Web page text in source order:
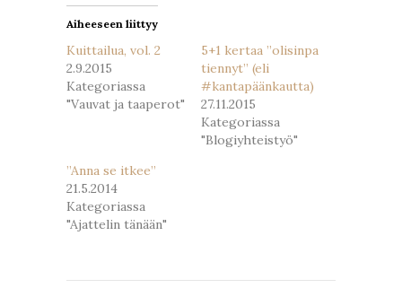
Aiheeseen liittyy
Kuittailua, vol. 2
2.9.2015
Kategoriassa
"Vauvat ja taaperot"
5+1 kertaa ”olisinpa
tiennyt” (eli
#kantapäänkautta)
27.11.2015
Kategoriassa
"Blogiyhteistyö"
”Anna se itkee”
21.5.2014
Kategoriassa
"Ajattelin tänään"